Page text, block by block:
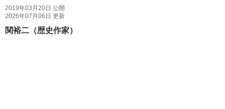
2019年03月20日 公開
2026年07月06日 更新
関裕二（歴史作家）